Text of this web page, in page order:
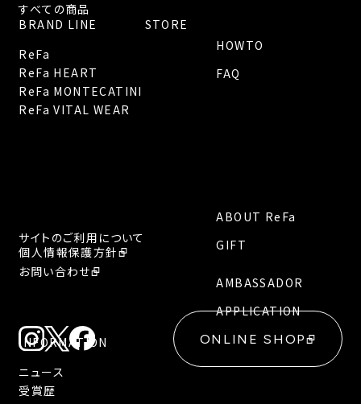
すべての商品
HOWTO
FAQ
BRAND LINE
ReFa
ReFa HEART
ReFa MONTECATINI
ReFa VITAL WEAR
STORE
INFORMATION
ニュース
受賞歴
ABOUT ReFa
GIFT
AMBASSADOR
APPLICATION
サイトのご利用について
個人情報保護方針
お問い合わせ
ONLINE SHOP